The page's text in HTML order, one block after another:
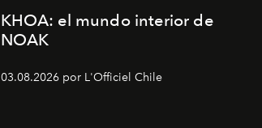
KHOA: el mundo interior de
NOAK
03.08.2026 por L'Officiel Chile